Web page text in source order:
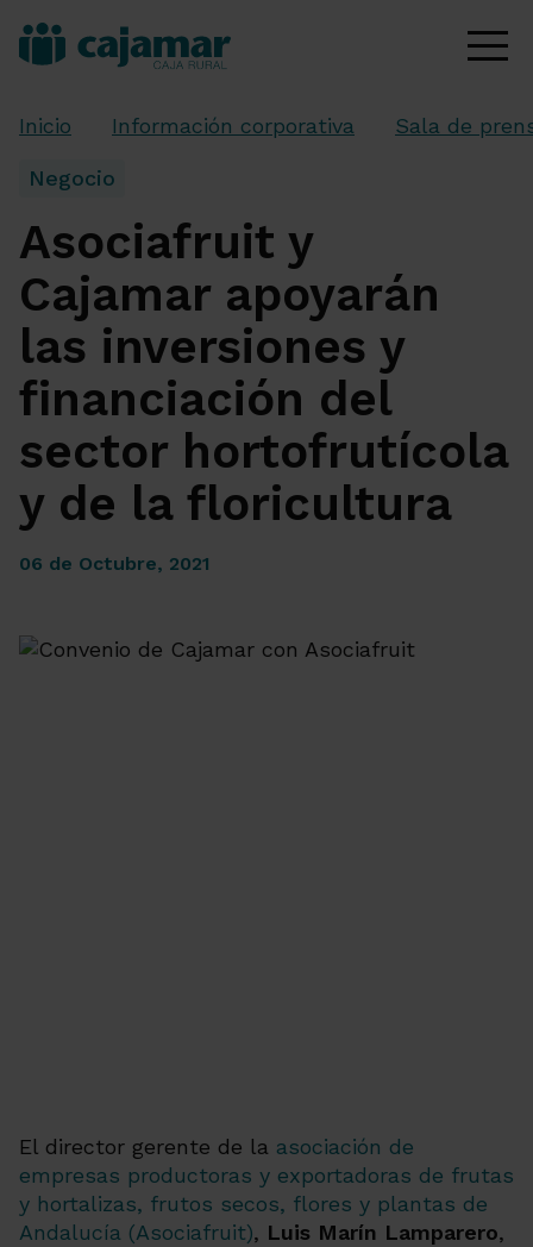
Inicio Información corporativa Sala de
Negocio
Asociafruit y
Cajamar apoyarán
las inversiones y
financiación del
sector hortofrutícola
y de la floricultura
06 de Octubre, 2021
El director gerente de la asociación de
empresas productoras y exportadoras de frutas
y hortalizas, frutos secos, flores y plantas de
Andalucía (Asociafruit), Luis Marín Lamparero,